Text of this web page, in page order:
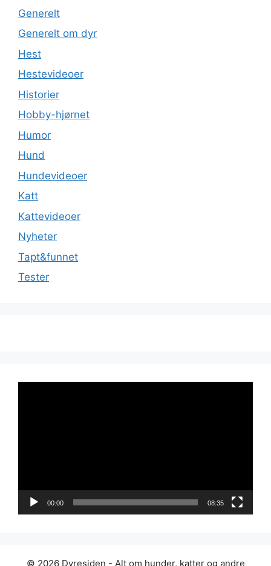
Generelt
Generelt om dyr
Hest
Hestevideoer
Historier
Hobby-hjørnet
Humor
Hund
Hundevideoer
Katt
Kattevideoer
Nyheter
Tapt&funnet
Tester
00:00 08:35
© 2026 Dyresiden - Alt om hunder, katter og andre